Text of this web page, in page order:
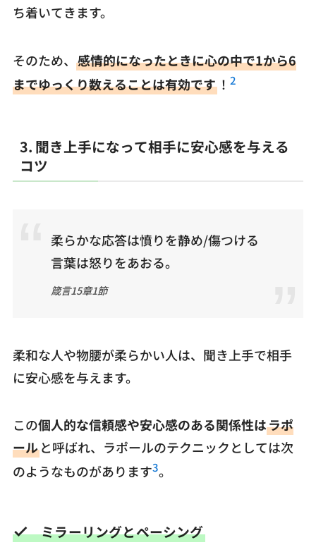
ち着いてきます。
そのため、 感情的になったときに心の中で1から6
までゆっくり数えることは有効です！ 2
3. 聞き上手になって相手に安心感を与える
コツ
柔らかな応答は憤りを静め/傷つける
言葉は怒りをあおる。
箴言15章1節
柔和な人や物腰が柔らかい人は、聞き上手で相手
に安心感を与えます。
この個人的な信頼感や安心感のある関係性はラポ
ールと呼ばれ、ラポールのテクニックとしては次
のようなものがあります3。
ミラーリングとペーシング